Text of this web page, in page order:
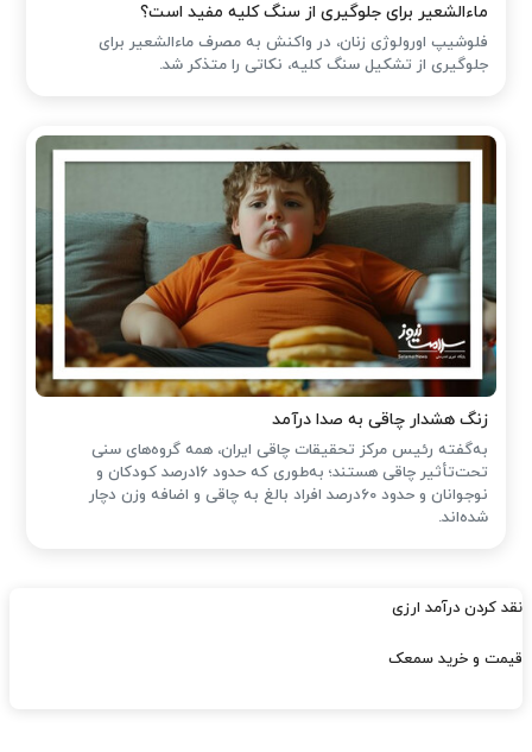
ماءالشعیر برای جلوگیری از سنگ کلیه مفید است؟
فلوشیپ اورولوژی زنان، در واکنش به مصرف ماءالشعیر برای
جلوگیری از تشکیل سنگ کلیه، نکاتی را متذکر شد.
زنگ هشدار چاقی به صدا درآمد
به‌گفته رئیس مرکز تحقیقات چاقی ایران، همه گروه‌های سنی
تحت‌تأثیر چاقی هستند؛ به‌طوری که حدود 16درصد کودکان و
نوجوانان و حدود 60درصد افراد بالغ به چاقی و اضافه وزن دچار
شده‌اند.
نقد کردن درآمد ارزی
قیمت و خرید سمعک